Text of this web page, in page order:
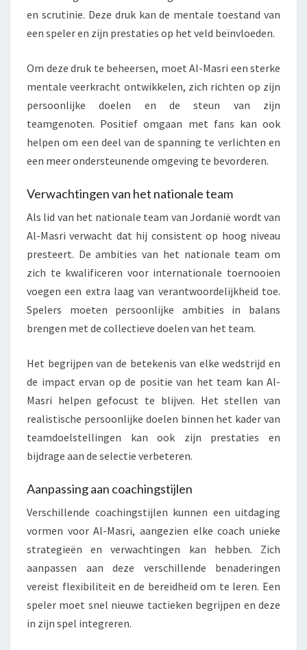
en scrutinie. Deze druk kan de mentale toestand van
een speler en zijn prestaties op het veld beïnvloeden.
Om deze druk te beheersen, moet Al-Masri een sterke
mentale veerkracht ontwikkelen, zich richten op zijn
persoonlijke doelen en de steun van zijn
teamgenoten. Positief omgaan met fans kan ook
helpen om een deel van de spanning te verlichten en
een meer ondersteunende omgeving te bevorderen.
Verwachtingen van het nationale team
Als lid van het nationale team van Jordanië wordt van
Al-Masri verwacht dat hij consistent op hoog niveau
presteert. De ambities van het nationale team om
zich te kwalificeren voor internationale toernooien
voegen een extra laag van verantwoordelijkheid toe.
Spelers moeten persoonlijke ambities in balans
brengen met de collectieve doelen van het team.
Het begrijpen van de betekenis van elke wedstrijd en
de impact ervan op de positie van het team kan Al-
Masri helpen gefocust te blijven. Het stellen van
realistische persoonlijke doelen binnen het kader van
teamdoelstellingen kan ook zijn prestaties en
bijdrage aan de selectie verbeteren.
Aanpassing aan coachingstijlen
Verschillende coachingstijlen kunnen een uitdaging
vormen voor Al-Masri, aangezien elke coach unieke
strategieën en verwachtingen kan hebben. Zich
aanpassen aan deze verschillende benaderingen
vereist flexibiliteit en de bereidheid om te leren. Een
speler moet snel nieuwe tactieken begrijpen en deze
in zijn spel integreren.